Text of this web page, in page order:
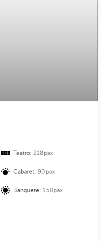
Teatro:218pax
Cabaret:90pax
Banquete:150pax